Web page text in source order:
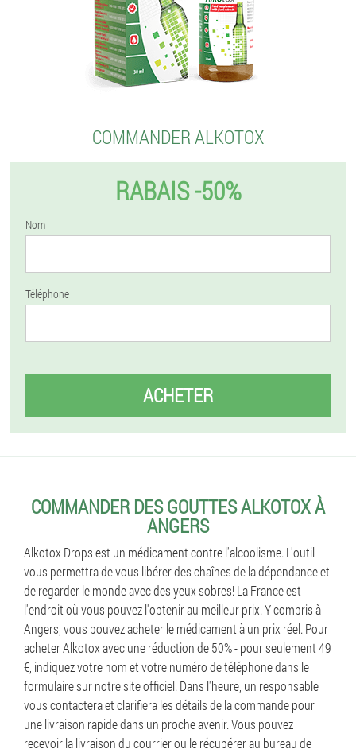
COMMANDER ALKOTOX
RABAIS -50%
Nom
Téléphone
ACHETER
COMMANDER DES GOUTTES ALKOTOX À
ANGERS
Alkotox Drops est un médicament contre l'alcoolisme. L'outil
vous permettra de vous libérer des chaînes de la dépendance et
de regarder le monde avec des yeux sobres! La France est
l'endroit où vous pouvez l'obtenir au meilleur prix. Y compris à
Angers, vous pouvez acheter le médicament à un prix réel. Pour
acheter Alkotox avec une réduction de 50% - pour seulement 49
€, indiquez votre nom et votre numéro de téléphone dans le
formulaire sur notre site officiel. Dans l'heure, un responsable
vous contactera et clarifiera les détails de la commande pour
une livraison rapide dans un proche avenir. Vous pouvez
recevoir la livraison du courrier ou le récupérer au bureau de